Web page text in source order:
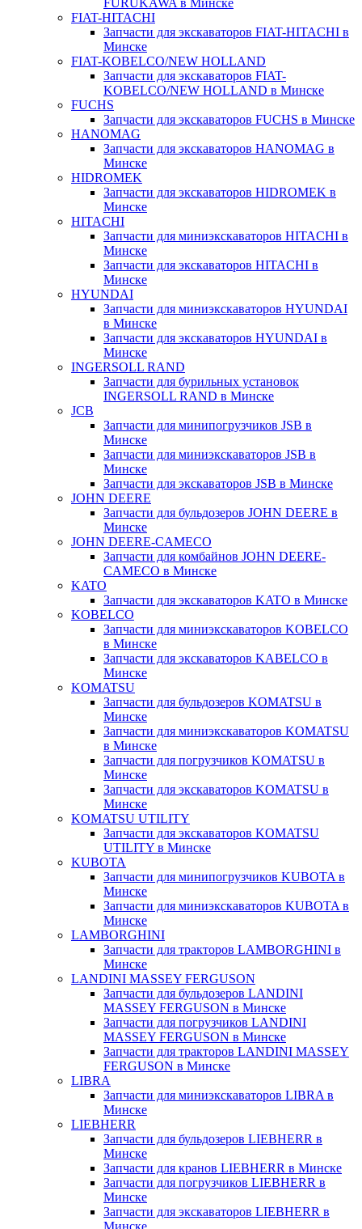
FURUKAWA в Минске
FIAT-HITACHI
Запчасти для экскаваторов FIAT-HITACHI в
Минске
FIAT-KOBELCO/NEW HOLLAND
Запчасти для экскаваторов FIAT-
KOBELCO/NEW HOLLAND в Минске
FUCHS
Запчасти для экскаваторов FUCHS в Минске
HANOMAG
Запчасти для экскаваторов HANOMAG в
Минске
HIDROMEK
Запчасти для экскаваторов HIDROMEK в
Минске
HITACHI
Запчасти для миниэкскаваторов HITACHI в
Минске
Запчасти для экскаваторов HITACHI в
Минске
HYUNDAI
Запчасти для миниэкскаваторов HYUNDAI
в Минске
Запчасти для экскаваторов HYUNDAI в
Минске
INGERSOLL RAND
Запчасти для бурильных установок
INGERSOLL RAND в Минске
JCB
Запчасти для минипогрузчиков JSB в
Минске
Запчасти для миниэкскаваторов JSB в
Минске
Запчасти для экскаваторов JSB в Минске
JOHN DEERE
Запчасти для бульдозеров JOHN DEERE в
Минске
JOHN DEERE-CAMECO
Запчасти для комбайнов JOHN DEERE-
CAMECO в Минске
KATO
Запчасти для экскаваторов KATO в Минске
KOBELCO
Запчасти для миниэкскаваторов KOBELCO
в Минске
Запчасти для экскаваторов KABELCO в
Минске
KOMATSU
Запчасти для бульдозеров KOMATSU в
Минске
Запчасти для миниэкскаваторов KOMATSU
в Минске
Запчасти для погрузчиков KOMATSU в
Минске
Запчасти для экскаваторов KOMATSU в
Минске
KOMATSU UTILITY
Запчасти для экскаваторов KOMATSU
UTILITY в Минске
KUBOTA
Запчасти для минипогрузчиков KUBOTA в
Минске
Запчасти для миниэкскаваторов KUBOTA в
Минске
LAMBORGHINI
Запчасти для тракторов LAMBORGHINI в
Минске
LANDINI MASSEY FERGUSON
Запчасти для бульдозеров LANDINI
MASSEY FERGUSON в Минске
Запчасти для погрузчиков LANDINI
MASSEY FERGUSON в Минске
Запчасти для тракторов LANDINI MASSEY
FERGUSON в Минске
LIBRA
Запчасти для миниэкскаваторов LIBRA в
Минске
LIEBHERR
Запчасти для бульдозеров LIEBHERR в
Минске
Запчасти для кранов LIEBHERR в Минске
Запчасти для погрузчиков LIEBHERR в
Минске
Запчасти для экскаваторов LIEBHERR в
Минске